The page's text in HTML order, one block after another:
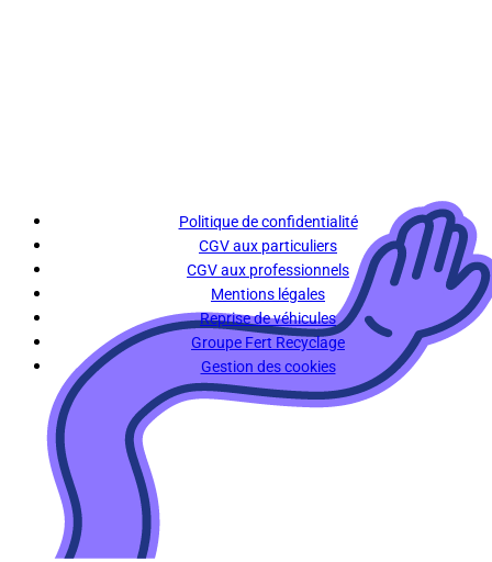
Politique de confidentialité
CGV aux particuliers
CGV aux professionnels
Mentions légales
Reprise de véhicules
Groupe Fert Recyclage
Gestion des cookies